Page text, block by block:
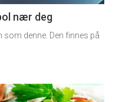
nær deg
som denne. Den finnes på